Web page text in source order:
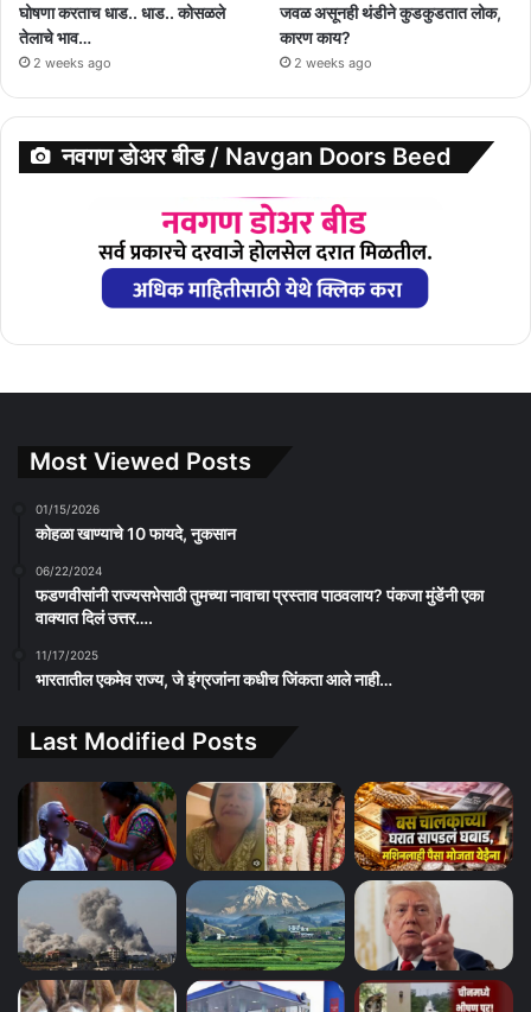
घोषणा करताच धाड.. धाड.. कोसळले
तेलाचे भाव…
2 weeks ago
जवळ असूनही थंडीने कुडकुडतात लोक,
कारण काय?
2 weeks ago
नवगण डोअर बीड / Navgan Doors Beed
Most Viewed Posts
01/15/2026
कोहळा खाण्याचे 10 फायदे, नुकसान
06/22/2024
फडणवीसांनी राज्यसभेसाठी तुमच्या नावाचा प्रस्ताव पाठवलाय? पंकजा मुंडेंनी एका
वाक्यात दिलं उत्तर….
11/17/2025
भारतातील एकमेव राज्य, जे इंग्रजांना कधीच जिंकता आले नाही…
Last Modified Posts